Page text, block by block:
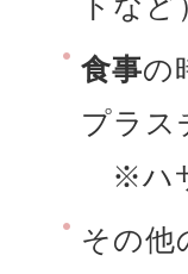
食事の
プラス
※ハ
その他